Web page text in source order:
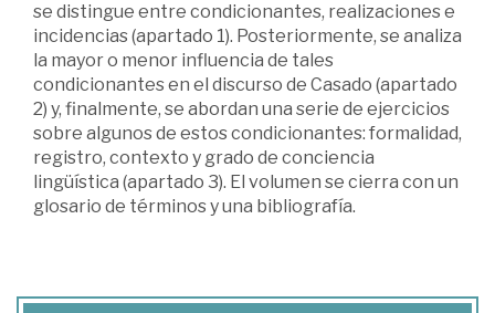
se distingue entre condicionantes, realizaciones e
incidencias (apartado 1). Posteriormente, se analiza
la mayor o menor influencia de tales
condicionantes en el discurso de Casado (apartado
2) y, finalmente, se abordan una serie de ejercicios
sobre algunos de estos condicionantes: formalidad,
registro, contexto y grado de conciencia
lingüística (apartado 3). El volumen se cierra con un
glosario de términos y una bibliografía.